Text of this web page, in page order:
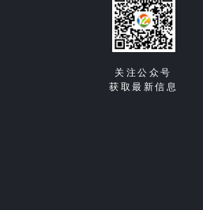
关注公众号
获取最新信息